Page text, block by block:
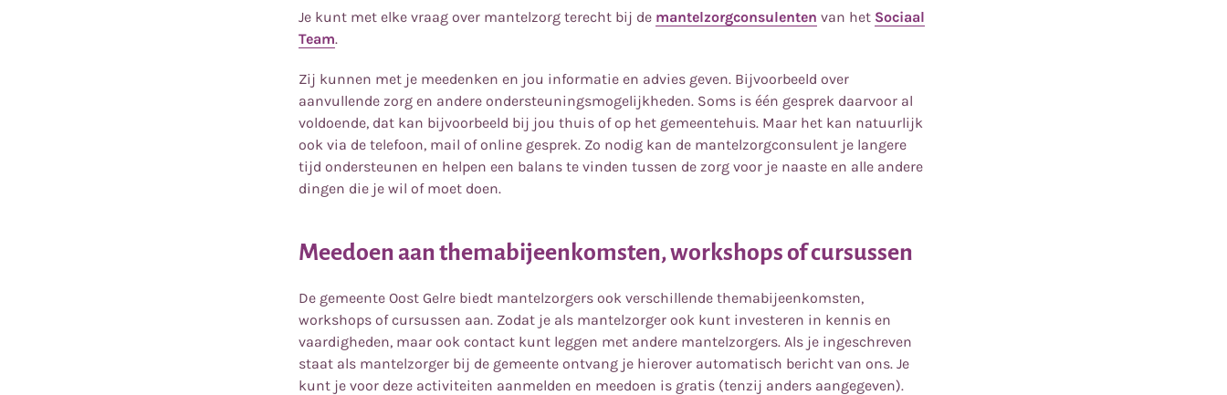
Je kunt met elke vraag over mantelzorg terecht bij de mantelzorgconsulenten van het Sociaal
Team.
Zij kunnen met je meedenken en jou informatie en advies geven. Bijvoorbeeld over
aanvullende zorg en andere ondersteuningsmogelijkheden. Soms is één gesprek daarvoor al
voldoende, dat kan bijvoorbeeld bij jou thuis of op het gemeentehuis. Maar het kan natuurlijk
ook via de telefoon, mail of online gesprek. Zo nodig kan de mantelzorgconsulent je langere
tijd ondersteunen en helpen een balans te vinden tussen de zorg voor je naaste en alle andere
dingen die je wil of moet doen.
Meedoen aan themabijeenkomsten, workshops of cursussen
De gemeente Oost Gelre biedt mantelzorgers ook verschillende themabijeenkomsten,
workshops of cursussen aan. Zodat je als mantelzorger ook kunt investeren in kennis en
vaardigheden, maar ook contact kunt leggen met andere mantelzorgers. Als je ingeschreven
staat als mantelzorger bij de gemeente ontvang je hierover automatisch bericht van ons. Je
kunt je voor deze activiteiten aanmelden en meedoen is gratis (tenzij anders aangegeven).